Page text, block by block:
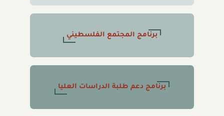
برنامج المجتمع الفلسطيني
برنامج دعم طلبة الدراسات العليا